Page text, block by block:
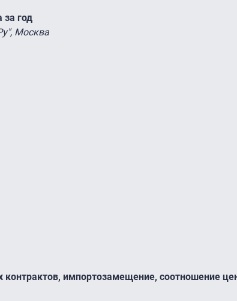
за год
Москва
импортозамещение, соотношение